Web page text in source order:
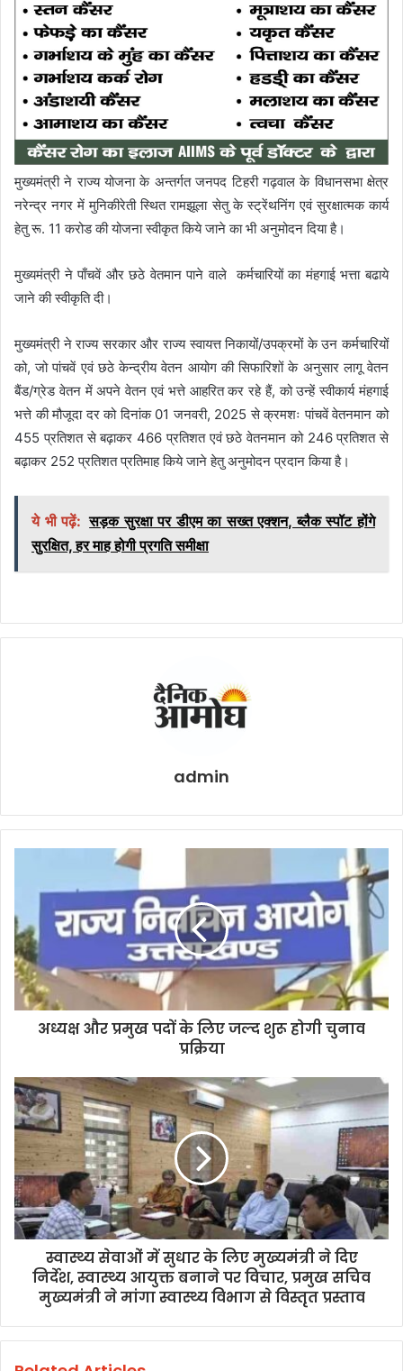
मुख्यमंत्री ने राज्य योजना के अन्तर्गत जनपद टिहरी गढ़वाल के विधानसभा क्षेत्र
नरेन्द्र नगर में मुनिकीरेती स्थित रामझूला सेतु के स्ट्रेंथनिंग एवं सुरक्षात्मक कार्य
हेतु रू. 11 करोड की योजना स्वीकृत किये जाने का भी अनुमोदन दिया है।
मुख्यमंत्री ने पाँचवें और छठे वेतमान पाने वाले कर्मचारियों का मंहगाई भत्ता बढाये
जाने की स्वीकृति दी।
मुख्यमंत्री ने राज्य सरकार और राज्य स्वायत्त निकायों/उपक्रमों के उन कर्मचारियों
को, जो पांचवें एवं छठे केन्द्रीय वेतन आयोग की सिफारिशों के अनुसार लागू वेतन
बैंड/ग्रेड वेतन में अपने वेतन एवं भत्ते आहरित कर रहे हैं, को उन्हें स्वीकार्य मंहगाई
भत्ते की मौजूदा दर को दिनांक 01 जनवरी, 2025 से क्रमशः पांचवें वेतनमान को
455 प्रतिशत से बढ़ाकर 466 प्रतिशत एवं छठे वेतनमान को 246 प्रतिशत से
बढ़ाकर 252 प्रतिशत प्रतिमाह किये जाने हेतु अनुमोदन प्रदान किया है।
ये भी पढ़ें: सड़क सुरक्षा पर डीएम का सख्त एक्शन, ब्लैक स्पॉट होंगे
सुरक्षित, हर माह होगी प्रगति समीक्षा
admin
अध्यक्ष और प्रमुख पदों के लिए जल्द शुरू होगी चुनाव
प्रक्रिया
स्वास्थ्य सेवाओं में सुधार के लिए मुख्यमंत्री ने दिए
निर्देश, स्वास्थ्य आयुक्त बनाने पर विचार, प्रमुख सचिव
मुख्यमंत्री ने मांगा स्वास्थ्य विभाग से विस्तृत प्रस्ताव